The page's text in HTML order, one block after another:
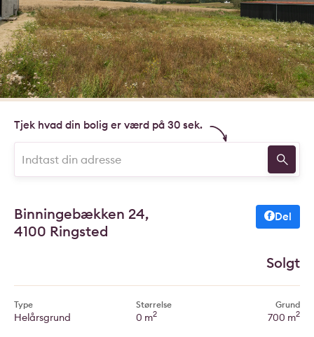
Tjek hvad din bolig er værd på 30 sek.
Binningebækken 24,
4100 Ringsted
Del
Solgt
Type
Helårsgrund
Størrelse
0 m2
Grund
700 m2